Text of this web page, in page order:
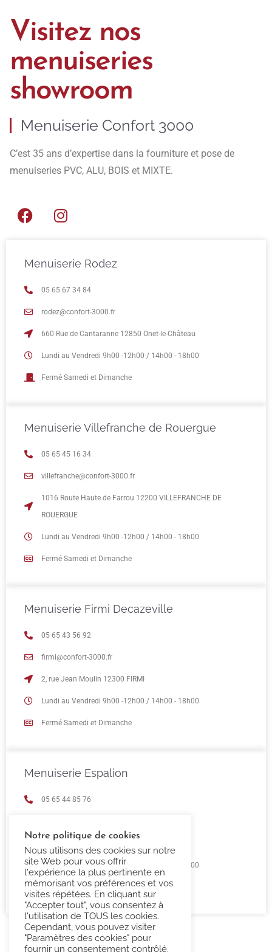
Visitez nos
menuiseries
showroom
Menuiserie Confort 3000
C’est 35 ans d’expertise dans la fourniture et pose de
menuiseries PVC, ALU, BOIS et MIXTE.
Menuiserie Rodez
05 65 67 34 84
rodez@confort-3000.fr
660 Rue de Cantaranne 12850 Onet-le-Château
Lundi au Vendredi 9h00 -12h00 / 14h00 - 18h00
Fermé Samedi et Dimanche
Menuiserie Villefranche de Rouergue
05 65 45 16 34
villefranche@confort-3000.fr
1016 Route Haute de Farrou 12200 VILLEFRANCHE DE
ROUERGUE
Lundi au Vendredi 9h00 -12h00 / 14h00 - 18h00
Fermé Samedi et Dimanche
Menuiserie Firmi Decazeville
05 65 43 56 92
firmi@confort-3000.fr
2, rue Jean Moulin 12300 FIRMI
Lundi au Vendredi 9h00 -12h00 / 14h00 - 18h00
Fermé Samedi et Dimanche
Menuiserie Espalion
05 65 44 85 76
23 Boulevard de Guizard 12500 Espalion
Lundi au Vendredi 9h00 -12h00 / 14h00 - 18h00
Fermé Samedi et Dimanche
Notre politique de cookies
Nous utilisons des cookies sur notre
site Web pour vous offrir
l'expérience la plus pertinente en
mémorisant vos préférences et vos
visites répétées. En cliquant sur
"Accepter tout", vous consentez à
l'utilisation de TOUS les cookies.
Cependant, vous pouvez visiter
"Paramètres des cookies" pour
fournir un consentement contrôlé.